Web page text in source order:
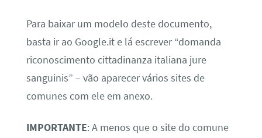
Para baixar um modelo deste documento,
basta ir ao Google.it e lá escrever “domanda
riconoscimento cittadinanza italiana jure
sanguinis” – vão aparecer vários sites de
comunes com ele em anexo.
IMPORTANTE: A menos que o site do comune